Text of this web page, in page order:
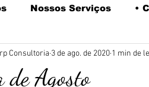
Nossos Serviços •
Funcionários • Coffee
Agosto
Consultoria 3 de ago. de 2020 1 min de